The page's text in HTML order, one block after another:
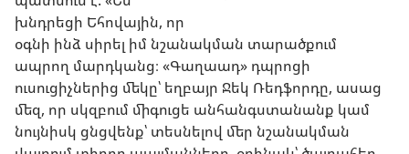
խնդրեցի Եհովային, որ
օգնի ինձ սիրել իմ նշանակման տարածքում
ապրող մարդկանց։ «Գաղաադ» դպրոցի
ուսուցիչներից մեկը՝ եղբայր Ջեկ Ռեդֆորդը, ասաց
մեզ, որ սկզբում միգուցե անհանգստանանք կամ
նույնիսկ ցնցվենք՝ տեսնելով մեր նշանակման